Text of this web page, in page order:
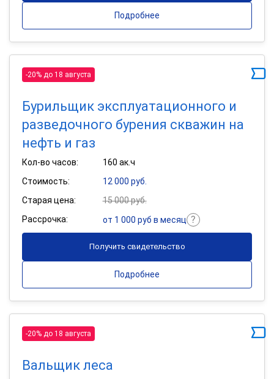
Подробнее
-20% до 18 августа
Бурильщик эксплуатационного и
разведочного бурения скважин на
нефть и газ
Кол-во часов:
160 ак.ч
Стоимость:
12 000 руб.
Старая цена:
15 000 руб.
Рассрочка:
от 1 000 руб в месяц
Получить свидетельство
Подробнее
-20% до 18 августа
Вальщик леса